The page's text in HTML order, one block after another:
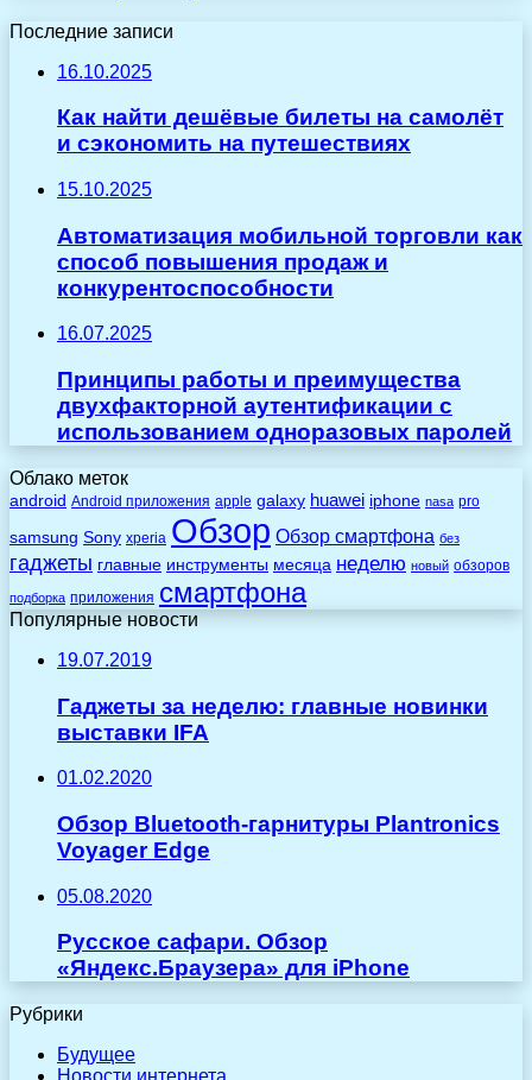
Последние записи
16.10.2025
Как найти дешёвые билеты на самолёт
и сэкономить на путешествиях
15.10.2025
Автоматизация мобильной торговли как
способ повышения продаж и
конкурентоспособности
16.07.2025
Принципы работы и преимущества
двухфакторной аутентификации с
использованием одноразовых паролей
Облако меток
android Android приложения apple galaxy huawei iphone nasa pro
samsung Sony xperia Обзор Обзор смартфона без
гаджеты главные инструменты месяца неделю новый обзоров
подборка приложения смартфона
Популярные новости
19.07.2019
Гаджеты за неделю: главные новинки
выставки IFA
01.02.2020
Обзор Bluetooth-гарнитуры Plantronics
Voyager Edge
05.08.2020
Русское сафари. Обзор
«Яндекс.Браузера» для iPhone
Рубрики
Будущее